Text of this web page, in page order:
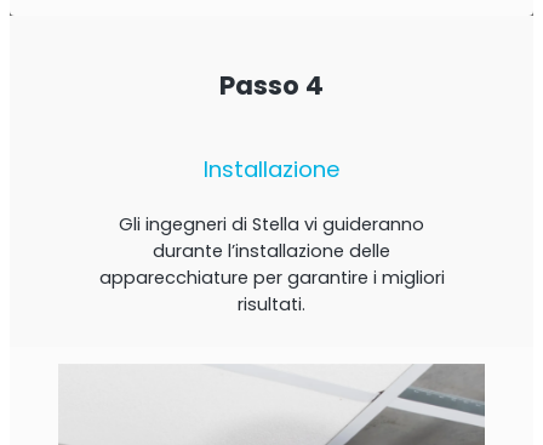
Passo 4
Installazione
Gli ingegneri di Stella vi guideranno
durante l’installazione delle
apparecchiature per garantire i migliori
risultati.